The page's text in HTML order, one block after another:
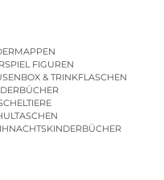
FIGUREN
& TRINKFLASCHEN